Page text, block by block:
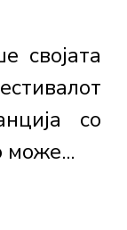
својата
со
може...